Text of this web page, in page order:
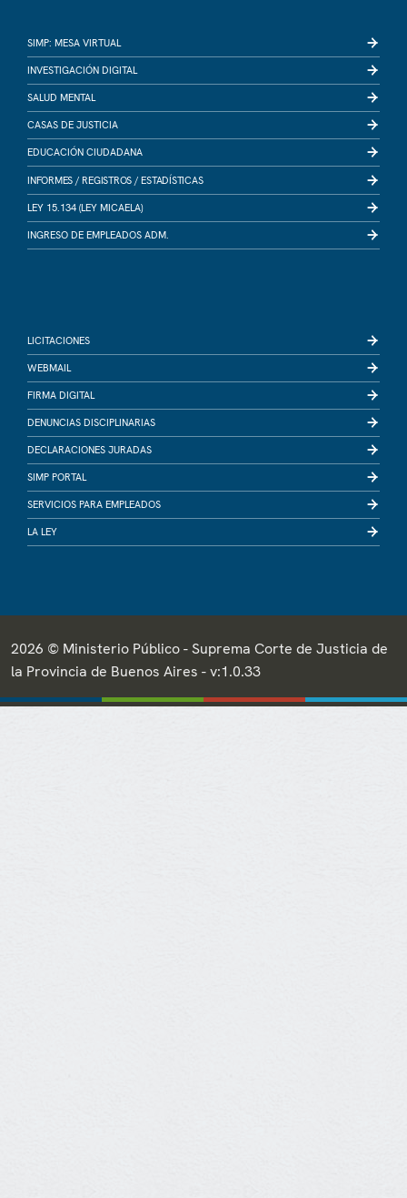
SIMP: MESA VIRTUAL
INVESTIGACIÓN DIGITAL
SALUD MENTAL
CASAS DE JUSTICIA
EDUCACIÓN CIUDADANA
INFORMES / REGISTROS / ESTADÍSTICAS
LEY 15.134 (LEY MICAELA)
INGRESO DE EMPLEADOS ADM.
LICITACIONES
WEBMAIL
FIRMA DIGITAL
DENUNCIAS DISCIPLINARIAS
DECLARACIONES JURADAS
SIMP PORTAL
SERVICIOS PARA EMPLEADOS
LA LEY
2026 © Ministerio Público - Suprema Corte de Justicia de
la Provincia de Buenos Aires - v:1.0.33